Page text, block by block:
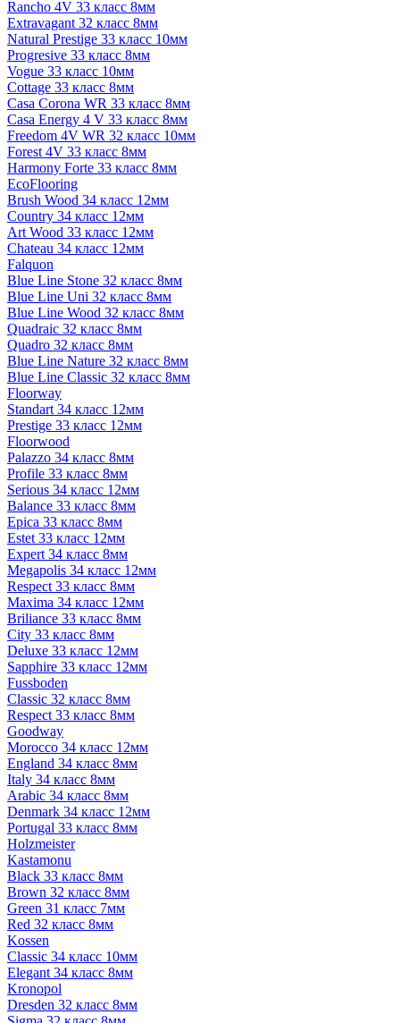
Rancho 4V 33 класс 8мм
Extravagant 32 класс 8мм
Natural Prestige 33 класс 10мм
Progresive 33 класс 8мм
Vogue 33 класс 10мм
Cottage 33 класс 8мм
Casa Corona WR 33 класс 8мм
Casa Energy 4 V 33 класс 8мм
Freedom 4V WR 32 класс 10мм
Forest 4V 33 класс 8мм
Harmony Forte 33 класс 8мм
EcoFlooring
Brush Wood 34 класс 12мм
Country 34 класс 12мм
Art Wood 33 класс 12мм
Chateau 34 класс 12мм
Falquon
Blue Line Stone 32 класс 8мм
Blue Line Uni 32 класс 8мм
Blue Line Wood 32 класс 8мм
Quadraic 32 класс 8мм
Quadro 32 класс 8мм
Blue Line Nature 32 класс 8мм
Blue Line Classic 32 класс 8мм
Floorway
Standart 34 класс 12мм
Prestige 33 класс 12мм
Floorwood
Palazzo 34 класс 8мм
Profile 33 класс 8мм
Serious 34 класс 12мм
Balance 33 класс 8мм
Epica 33 класс 8мм
Estet 33 класс 12мм
Expert 34 класс 8мм
Megapolis 34 класс 12мм
Respect 33 класс 8мм
Maxima 34 класс 12мм
Briliance 33 класс 8мм
City 33 класс 8мм
Deluxe 33 класс 12мм
Sapphire 33 класс 12мм
Fussboden
Classic 32 класс 8мм
Respect 33 класс 8мм
Goodway
Morocco 34 класс 12мм
England 34 класс 8мм
Italy 34 класс 8мм
Arabic 34 класс 8мм
Denmark 34 класс 12мм
Portugal 33 класс 8мм
Holzmeister
Kastamonu
Black 33 класс 8мм
Brown 32 класс 8мм
Green 31 класс 7мм
Red 32 класс 8мм
Kossen
Classic 34 класс 10мм
Elegant 34 класс 8мм
Kronopol
Dresden 32 класс 8мм